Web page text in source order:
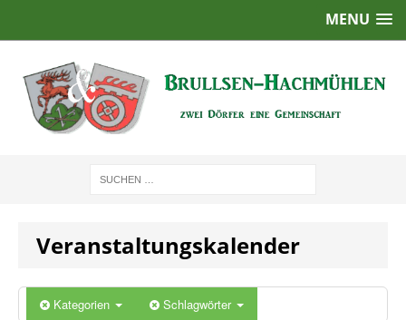
MENU
Veranstaltungskalender
Kategorien Schlagwörter
2:00
5:00